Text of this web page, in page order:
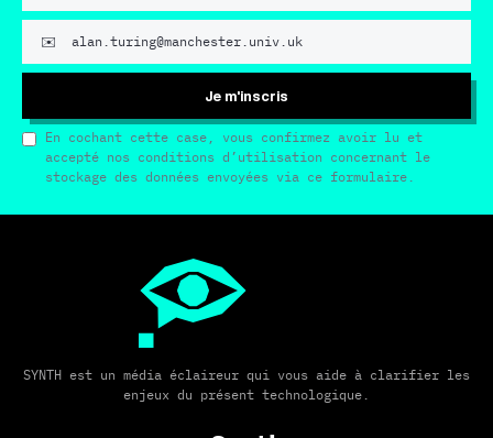
Je m'inscris
En cochant cette case, vous confirmez avoir lu et
accepté nos conditions d’utilisation concernant le
stockage des données envoyées via ce formulaire.
SYNTH est un média éclaireur qui vous aide à clarifier les
enjeux du présent technologique.